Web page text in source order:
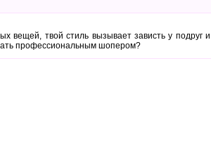
вещей, твой стиль вызывает зависть у подруг и
профессиональным шопером?